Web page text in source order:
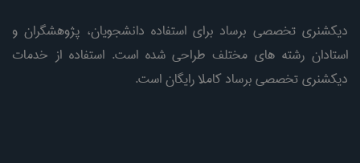
دیکشنری تخصصی برساد برای استفاده دانشجویان، پژوهشگران و
استادان رشته های مختلف طراحی شده است. استفاده از خدمات
دیکشنری تخصصی برساد کاملا رایگان است.